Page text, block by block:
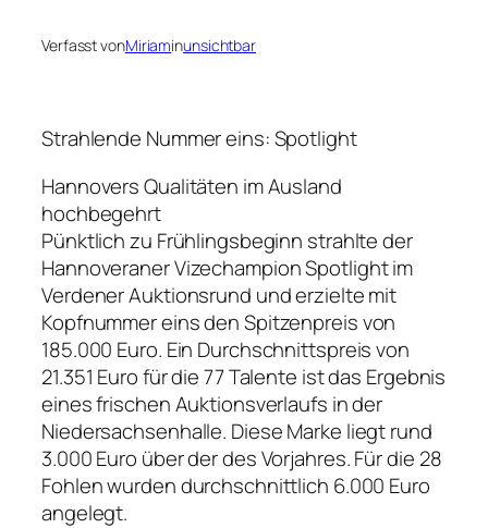
Verfasst vonMiriaminunsichtbar
Strahlende Nummer eins: Spotlight
Hannovers Qualitäten im Ausland
hochbegehrt
Pünktlich zu Frühlingsbeginn strahlte der
Hannoveraner Vizechampion Spotlight im
Verdener Auktionsrund und erzielte mit
Kopfnummer eins den Spitzenpreis von
185.000 Euro. Ein Durchschnittspreis von
21.351 Euro für die 77 Talente ist das Ergebnis
eines frischen Auktionsverlaufs in der
Niedersachsenhalle. Diese Marke liegt rund
3.000 Euro über der des Vorjahres. Für die 28
Fohlen wurden durchschnittlich 6.000 Euro
angelegt.